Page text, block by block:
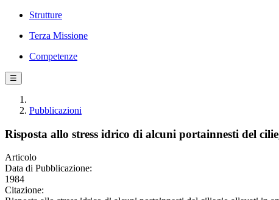
Strutture
Terza Missione
Competenze
☰
Pubblicazioni
Risposta allo stress idrico di alcuni portainnesti del
Articolo
Data di Pubblicazione:
1984
Citazione: